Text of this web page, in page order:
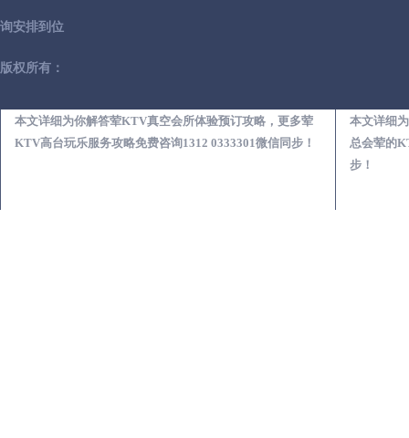
本文详细为你解答荤KTV真空会所体验预订攻略，更多荤
KTV高台玩乐服务攻略免费咨询1312 0333301微信同步！
本文详细
总会荤的
步！
询安排到位
版权所有：